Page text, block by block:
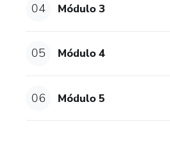
04 Módulo 3
05 Módulo 4
06 Módulo 5